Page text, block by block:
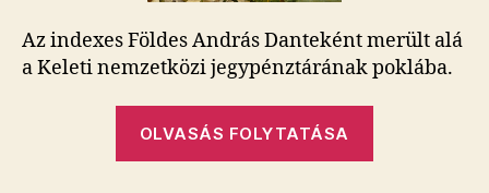
Az indexes Földes András Danteként merült alá
a Keleti nemzetközi jegypénztárának poklába.
OLVASÁS FOLYTATÁSA